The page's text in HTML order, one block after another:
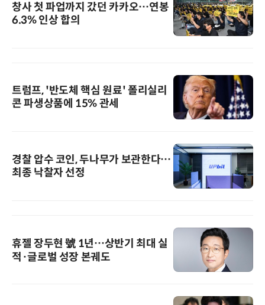
창사 첫 파업까지 갔던 카카오…연봉
6.3% 인상 합의
트럼프, '반도체 핵심 원료' 폴리실리
콘 파생상품에 15% 관세
경찰 압수 코인, 두나무가 보관한다…
최종 낙찰자 선정
휴젤 장두현 號 1년…상반기 최대 실
적·글로벌 성장 본궤도